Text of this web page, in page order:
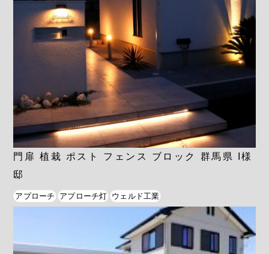
門扉 植栽 ポスト フェンス ブロック 群馬県 I様
邸
アプローチ アプローチ灯 ウェルド工業